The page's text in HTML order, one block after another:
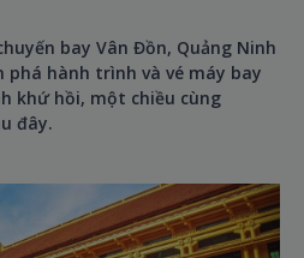
bay Vân Đồn, Quảng Ninh
phá hành trình và vé máy bay
khứ hồi, một chiều cùng
đây.